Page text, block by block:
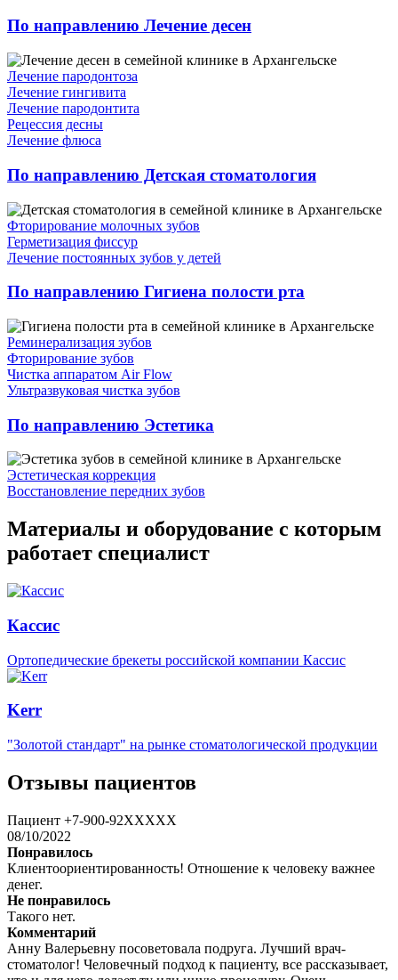
По направлению Лечение десен
Лечение пародонтоза
Лечение гингивита
Лечение пародонтита
Рецессия десны
Лечение флюса
По направлению Детская стоматология
Фторирование молочных зубов
Герметизация фиссур
Лечение постоянных зубов у детей
По направлению Гигиена полости рта
Реминерализация зубов
Фторирование зубов
Чистка аппаратом Air Flow
Ультразвуковая чистка зубов
По направлению Эстетика
Эстетическая коррекция
Восстановление передних зубов
Материалы и оборудование с которым
работает специалист
Кассис
Ортопедические брекеты российской компании Кассис
Kerr
"Золотой стандарт" на рынке стоматологической продукции
Отзывы пациентов
Пациент +7-900-92XXXXX
08/10/2022
Понравилось
Клиентоориентированность! Отношение к человеку важнее
денег.
Не понравилось
Такого нет.
Комментарий
Анну Валерьевну посоветовала подруга. Лучший врач-
стоматолог! Человечный подход к пациенту, все рассказывает,